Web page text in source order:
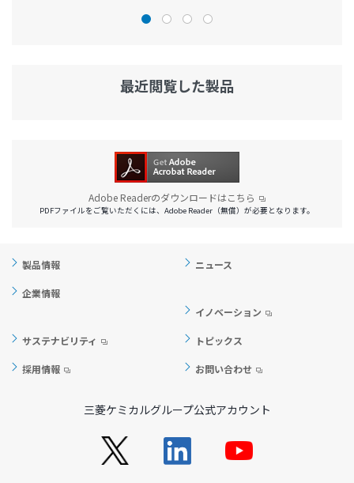
最近閲覧した製品
Adobe Readerのダウンロードはこちら
PDFファイルをご覧いただくには、Adobe Reader（無償）が必要となります。
製品情報 ニュース
企業情報
イノベーション
サステナビリティ トピックス
採用情報 お問い合わせ
三菱ケミカルグループ公式アカウント